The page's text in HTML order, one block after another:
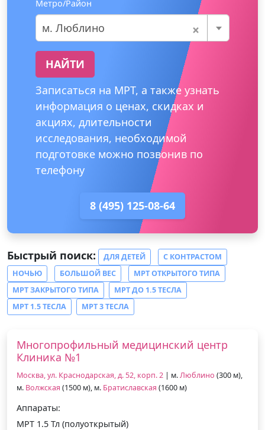
Метро/Район
×
м. Люблино
НАЙТИ
Записаться на МРТ, а также узнать
информация о ценах, скидках и
акциях, длительности
исследования, необходимой
подготовке можно позвонив по
телефону
8 (495) 125-08-64
Быстрый поиск: ДЛЯ ДЕТЕЙ
С КОНТРАСТОМ
НОЧЬЮ
БОЛЬШОЙ ВЕС
МРТ ОТКРЫТОГО ТИПА
МРТ ЗАКРЫТОГО ТИПА
МРТ ДО 1.5 ТЕСЛА
МРТ 1.5 ТЕСЛА
МРТ 3 ТЕСЛА
Многопрофильный медицинский центр
Клиника №1
Москва, ул. Краснодарская, д. 52, корп. 2 | м.Люблино (300 м),
м. Волжская (1500 м), м. Братиславская (1600 м)
Аппараты:
МРТ 1.5 Тл (полуоткрытый)